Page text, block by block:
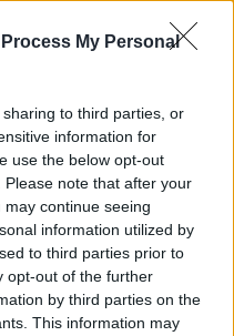
My Personal
to third parties, or
information for
use the below opt-out
note that after your
continue seeing
information utilized by
to third parties prior to
opt-out of the further
by third parties on the
This information may
mese, pure Marte, uno dei
a parte la prima domenica
positive dopo, anche per il
che troverai qualche ostacolo
necessario a chiudere
di metá novembre. Se sei
durante il mese, ci
mese, che potresti perdere
senza grandi
sei in un periodo sereno,
potresti reagire con